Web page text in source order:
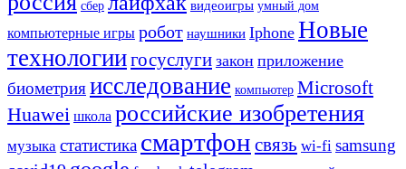
сбер видеоигры умный дом
компьютерные игры робот наушники Iphone Новые
технологиигосуслуги закон приложение
биометрияисследование компьютер Microsoft
Huawei школа российские изобретения
музыка статистика смартфон связь wi-fi samsung